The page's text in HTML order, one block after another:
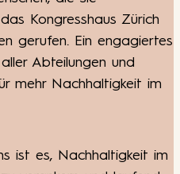
Kongresshaus Zürich
gerufen. Ein engagiertes
Abteilungen und
mehr Nachhaltigkeit im
ist es, Nachhaltigkeit im